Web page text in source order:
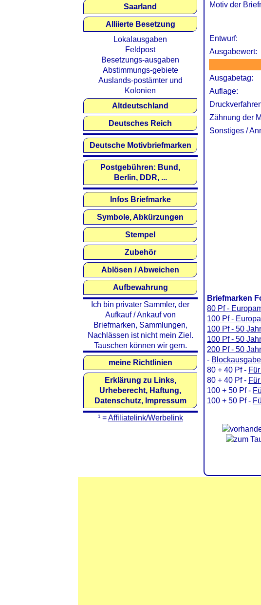
Motiv der
Entwurf:
Ausgabewert:
Ausgabetag:
Auflage:
Zähnung der
Sonstiges /
Briefmarken
80 Pf -
100 Pf -
100 Pf - 50
100 Pf - 50
200 Pf - 50
-
80 + 40 Pf -
80 + 40 Pf -
100 + 50 Pf -
100 + 50 Pf -
Saarland
Alliierte Besetzung
Lokalausgaben
Feldpost
Besetzungs-ausgaben
Abstimmungs-gebiete
Auslands-postämter und
Kolonien
Altdeutschland
Deutsches Reich
Deutsche Motivbriefmarken
Postgebühren: Bund,
Berlin, DDR, ...
Infos Briefmarke
Symbole, Abkürzungen
Stempel
Zubehör
Ablösen / Abweichen
Aufbewahrung
Ich bin privater Sammler, der
Aufkauf / Ankauf von
Briefmarken, Sammlungen,
Nachlässen ist nicht mein Ziel.
Tauschen können wir gern.
meine Richtlinien
Erklärung zu Links,
Urheberecht, Haftung,
Datenschutz, Impressum
¹ =Affiliatelink/Werbelink